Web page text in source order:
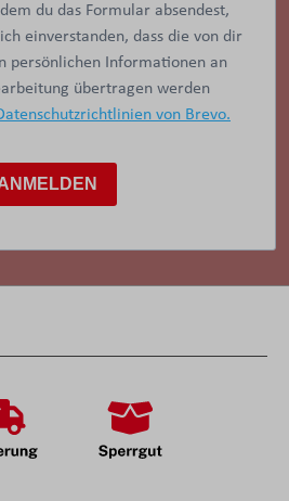
du das Formular absendest,
einverstanden, dass die von dir
persönlichen Informationen an
übertragen werden
von Brevo.